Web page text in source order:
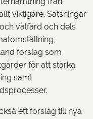
viktigare. Satsningar
välfärd och dels
förslag som
för att stärka
samt
ett förslag till nya